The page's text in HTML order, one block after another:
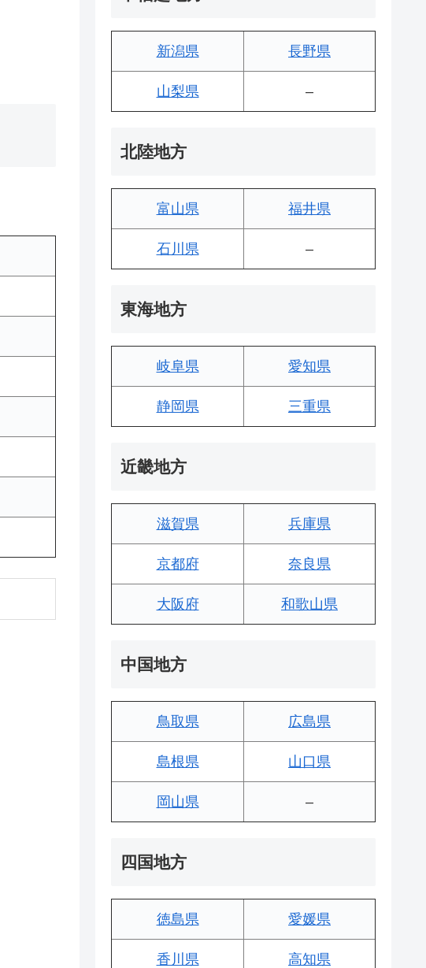
新潟県 長野県
山梨県 –
北陸地方
富山県 福井県
石川県 –
東海地方
岐阜県 愛知県
静岡県 三重県
近畿地方
滋賀県 兵庫県
京都府 奈良県
大阪府 和歌山県
中国地方
鳥取県 広島県
島根県 山口県
岡山県 –
四国地方
徳島県 愛媛県
香川県 高知県